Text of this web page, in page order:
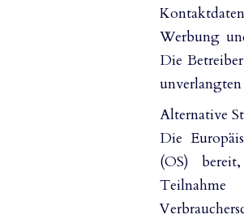
Werbung
Die
Alternative
Die
(OS)